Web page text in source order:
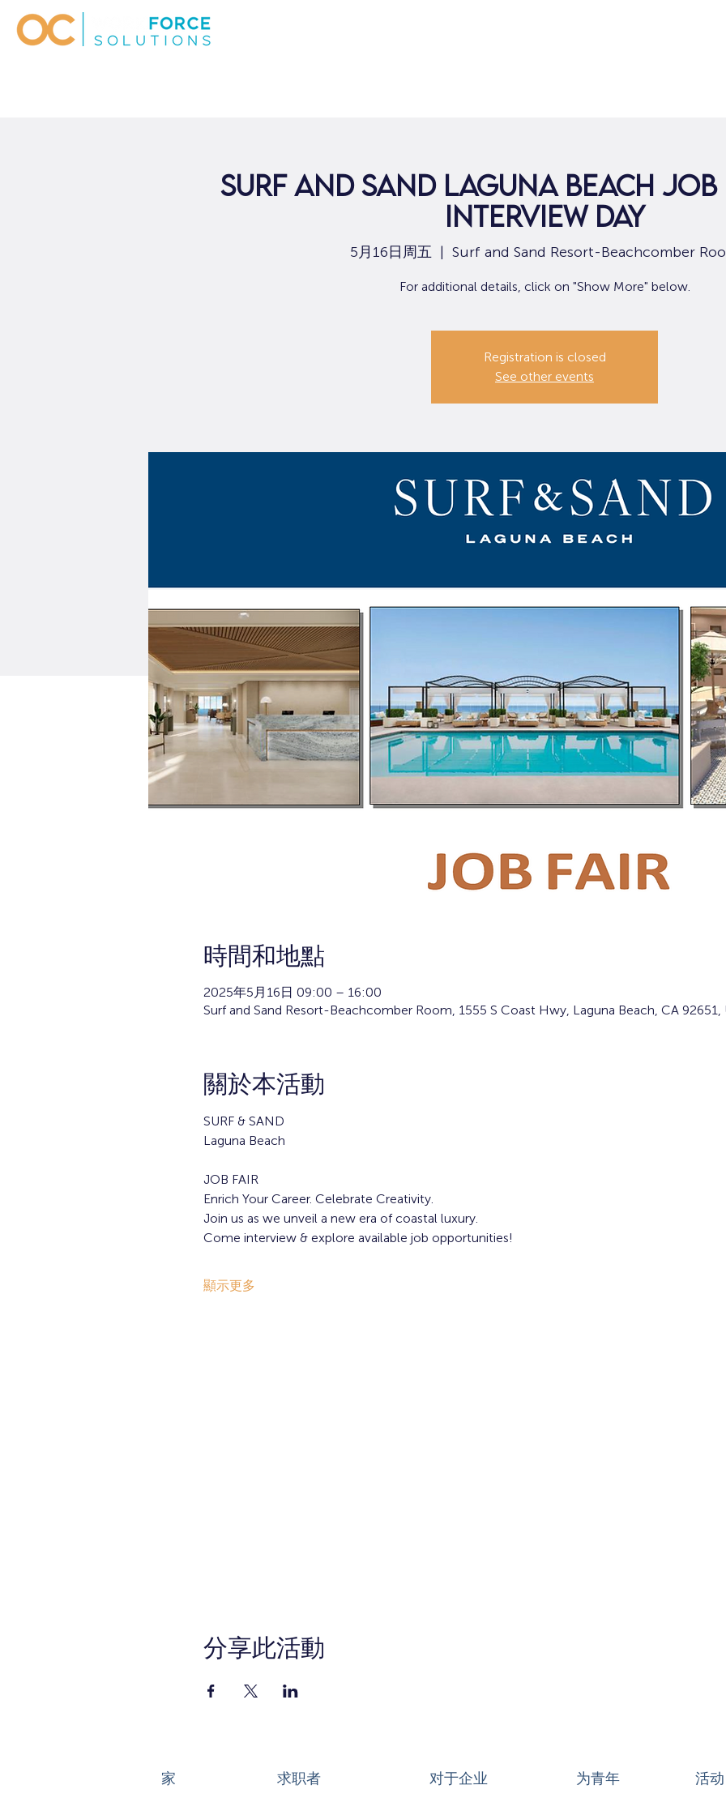
Surf and Sand Laguna Beach Job
Interview Day
5月16日周五
  |
Surf and Sand Resort-Beachcomber
For additional details, click on "Show More" below.
Registration is closed
See other events
時間和地點
2025年5月16日 09:00 – 16:00
Surf and Sand Resort-Beachcomber Room, 1555 S Coast Hwy, Laguna Beach, CA 92651,
關於本活動
SURF & SAND
Laguna Beach
JOB FAIR
Enrich Your Career. Celebrate Creativity.
Join us as we unveil a new era of coastal luxury.
Come interview & explore available job opportunities!
顯示更多
分享此活動
家 求职者 对于企业 为青年 活动